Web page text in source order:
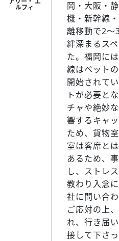
岡・大阪・
機・新幹線
離移動で2～
絆深まるス
た。福岡に
線はペット
開始されて
トが必要と
チャや絶妙
響するキャ
ため、貨物
室は客席と
あるため、
し、ストレ
教わり入念
社に問い合
ご応対の上
れ、行き届
接して下さ